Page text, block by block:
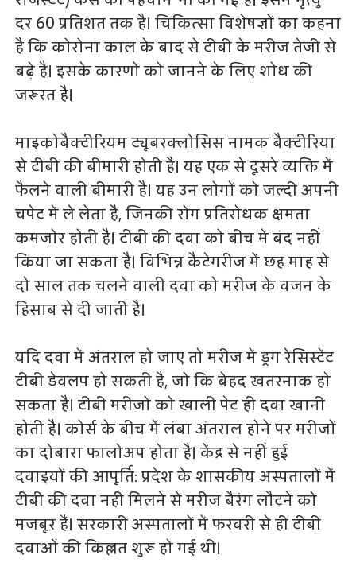
दर 60 प्रतिशत तक है। चिकित्सा विशेषज्ञों का कहना
है कि कोरोना काल के बाद से टीबी के मरीज तेजी से
बढ़े हैं। इसके कारणों को जानने के लिए शोध की
जरूरत है।
माइकोबैक्टीरियम ट्यूबरक्लोसिस नामक बैक्टीरिया
से टीबी की बीमारी होती है। यह एक से दूसरे व्यक्ति में
फैलने वाली बीमारी है। यह उन लोगों को जल्दी अपनी
चपेट में ले लेता है, जिनकी रोग प्रतिरोधक क्षमता
कमजोर होती है। टीबी की दवा को बीच में बंद नहीं
किया जा सकता है। विभिन्न कैटेगरीज में छह माह से
दो साल तक चलने वाली दवा को मरीज के वजन के
हिसाब से दी जाती है।
यदि दवा में अंतराल हो जाए तो मरीज में ड्रग रेसिस्टेंट
टीबी डेवलप हो सकती है, जो कि बेहद खतरनाक हो
सकता है। टीबी मरीजों को खाली पेट ही दवा खानी
होती है। कोर्स के बीच में लंबा अंतराल होने पर मरीजों
का दोबारा फालोअप होता है। केंद्र से नहीं हुई
दवाइयों की आपूर्ति: प्रदेश के शासकीय अस्पतालों में
टीबी की दवा नहीं मिलने से मरीज बैरंग लौटने को
मजबूर हैं। सरकारी अस्पतालों में फरवरी से ही टीबी
दवाओं की किल्लत शुरू हो गई थी।